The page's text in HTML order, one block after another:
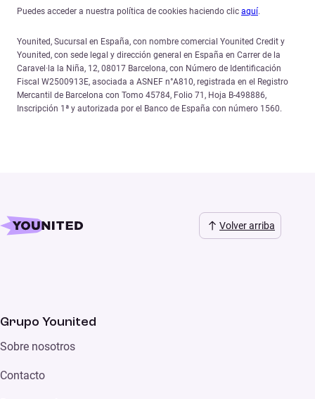
Puedes acceder a nuestra política de cookies haciendo clic aquí.
Younited, Sucursal en España, con nombre comercial Younited Credit y
Younited, con sede legal y dirección general en España en Carrer de la
Caravel·la la Niña, 12, 08017 Barcelona, con Número de Identificación
Fiscal W2500913E, asociada a ASNEF n°A810, registrada en el Registro
Mercantil de Barcelona con Tomo 45784, Folio 71, Hoja B-498886,
Inscripción 1ª y autorizada por el Banco de España con número 1560.
Volver arriba
Grupo Younited
Sobre nosotros
Contacto